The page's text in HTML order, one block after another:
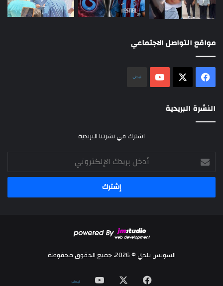
مواقع التواصل الاجتماعي
فيسبوك ‫YouTube
النشرة البريدية
اشترك في نشرتنا البريدية
أدخل
بريدك
الإلكتروني
السويس بلدي © 2026، جميع الحقوق محفوظة
فيسبوك ‫YouTube